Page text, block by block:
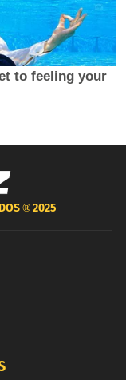
®2025